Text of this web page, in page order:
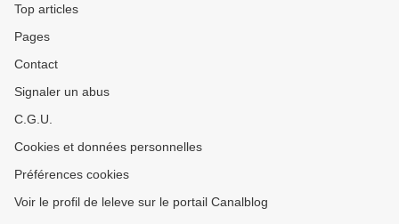
Top articles
Pages
Contact
Signaler un abus
C.G.U.
Cookies et données personnelles
Préférences cookies
Voir le profil de leleve sur le portail Canalblog